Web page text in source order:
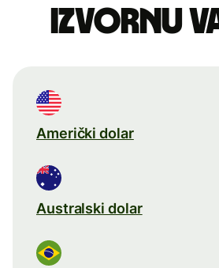
izvornu
Američki dolar
Australski dolar